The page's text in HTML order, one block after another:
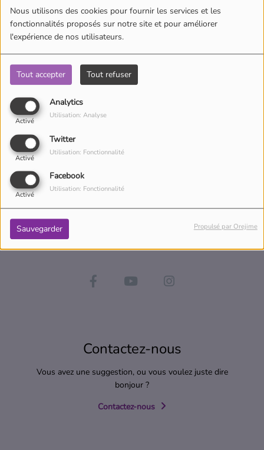
Nous utilisons des cookies pour fournir les services et les
fonctionnalités proposés sur notre site et pour améliorer
l'expérience de nos utilisateurs.
Tout accepter Tout refuser
Analytics
Activé
Utilisation: Analyse
Twitter
Activé
Utilisation: Fonctionnalité
Facebook
Activé
Utilisation: Fonctionnalité
Sauvegarder Propulsé par Orejime
Qui sommes-nous ?
Contact
grâce à Pitchoun, Juliana, Clara, Guillaume et Valentin.
Contactez-nous
Vous avez une suggestion, ou vous voulez juste dire
bonjour ?
Contactez-nous